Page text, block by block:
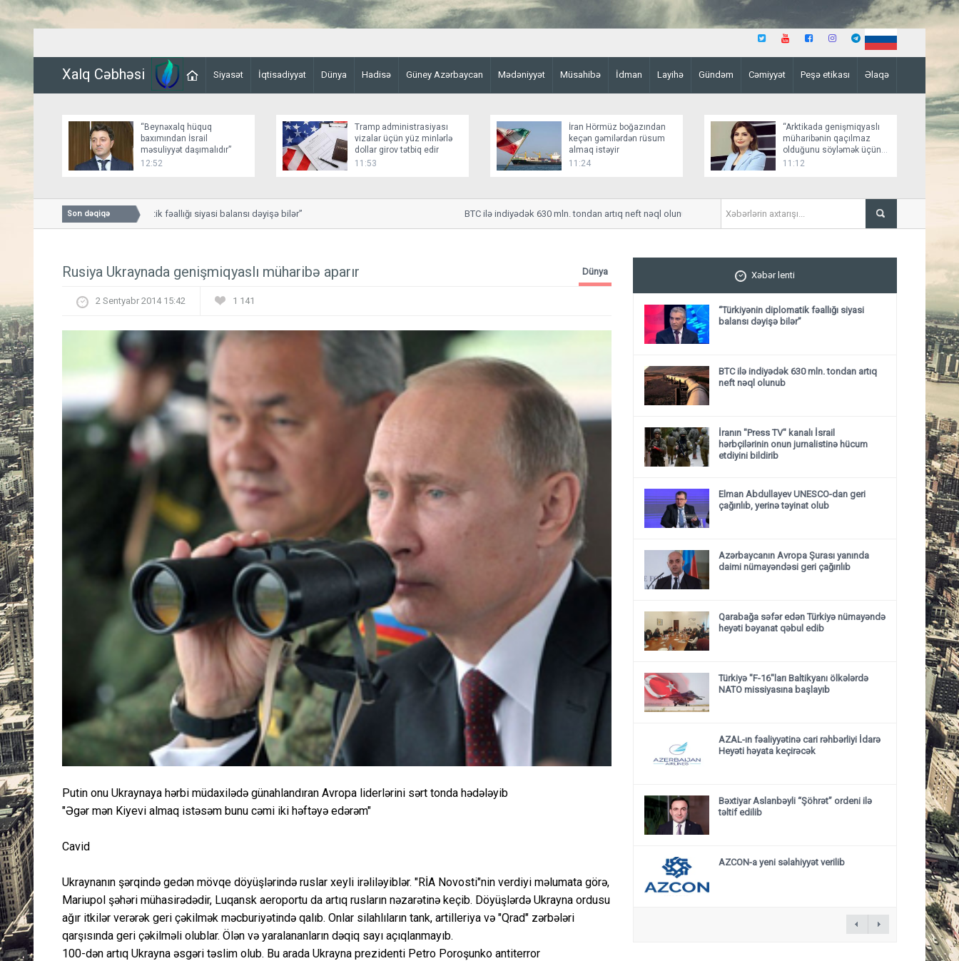
Xalq Cəbhəsi Siyasət İqtisadiyyat Dünya Hadisə Güney Azərbaycan Mədəniyyət Müsahibə İdman Layihə Gündəm Cəmiyyət Peşə etikası Əlaqə
“Beynəxalq hüquq
baxımından İsrail
məsuliyyət daşımalıdır”
12:52
Tramp administrasiyası
vizalar üçün yüz minlərlə
dollar girov tətbiq edir
11:53
İran Hörmüz boğazından
keçən gəmilərdən rüsum
almaq istəyir
11:24
“Arktikada genişmiqyaslı
müharibənin qaçılmaz
olduğunu söyləmək üçün
əsaslı faktlar yoxdur”
11:12
Son dəqiqə
“Türkiyənin diplomatik fəallığı siyasi balansı dəyişə bilər” BTC ilə indiyədək 630 mln. tondan artıq neft nəql olunub İranın "Press TV" kanalı
Rusiya Ukraynada genişmiqyaslı müharibə aparır Dünya
2 Sentyabr 2014 15:42 1 141
Putin onu Ukraynaya hərbi müdaxilədə günahlandıran Avropa liderlərini sərt tonda hədələyib
"Əgər mən Kiyevi almaq istəsəm bunu cəmi iki həftəyə edərəm"
Cavid
Ukraynanın şərqində gedən mövqe döyüşlərində ruslar xeyli irəliləyiblər. "RİA Novosti"nin verdiyi məlumata görə,
Mariupol şəhəri mühasirədədir, Luqansk aeroportu da artıq rusların nəzarətinə keçib. Döyüşlərdə Ukrayna ordusu
ağır itkilər verərək geri çəkilmək məcburiyətində qalıb. Onlar silahlıların tank, artilleriya və "Qrad" zərbələri
qarşısında geri çəkilməli olublar. Ölən və yaralananların dəqiq sayı açıqlanmayıb.
100-dən artıq Ukrayna əsgəri təslim olub. Bu arada Ukrayna prezidenti Petro Poroşunko antiterror
Xəbər lenti
“Türkiyənin diplomatik fəallığı siyasi
balansı dəyişə bilər”
BTC ilə indiyədək 630 mln. tondan artıq
neft nəql olunub
İranın "Press TV" kanalı İsrail
hərbçilərinin onun jurnalistinə hücum
etdiyini bildirib
Elman Abdullayev UNESCO-dan geri
çağırılıb, yerinə təyinat olub
Azərbaycanın Avropa Şurası yanında
daimi nümayəndəsi geri çağırılıb
Qarabağa səfər edən Türkiyə nümayəndə
heyəti bəyanat qəbul edib
Türkiyə "F-16"ları Baltikyanı ölkələrdə
NATO missiyasına başlayıb
AZAL-ın fəaliyyətinə cari rəhbərliyi İdarə
Heyəti həyata keçirəcək
Bəxtiyar Aslanbəyli “Şöhrət” ordeni ilə
təltif edilib
AZCON-a yeni səlahiyyət verilib